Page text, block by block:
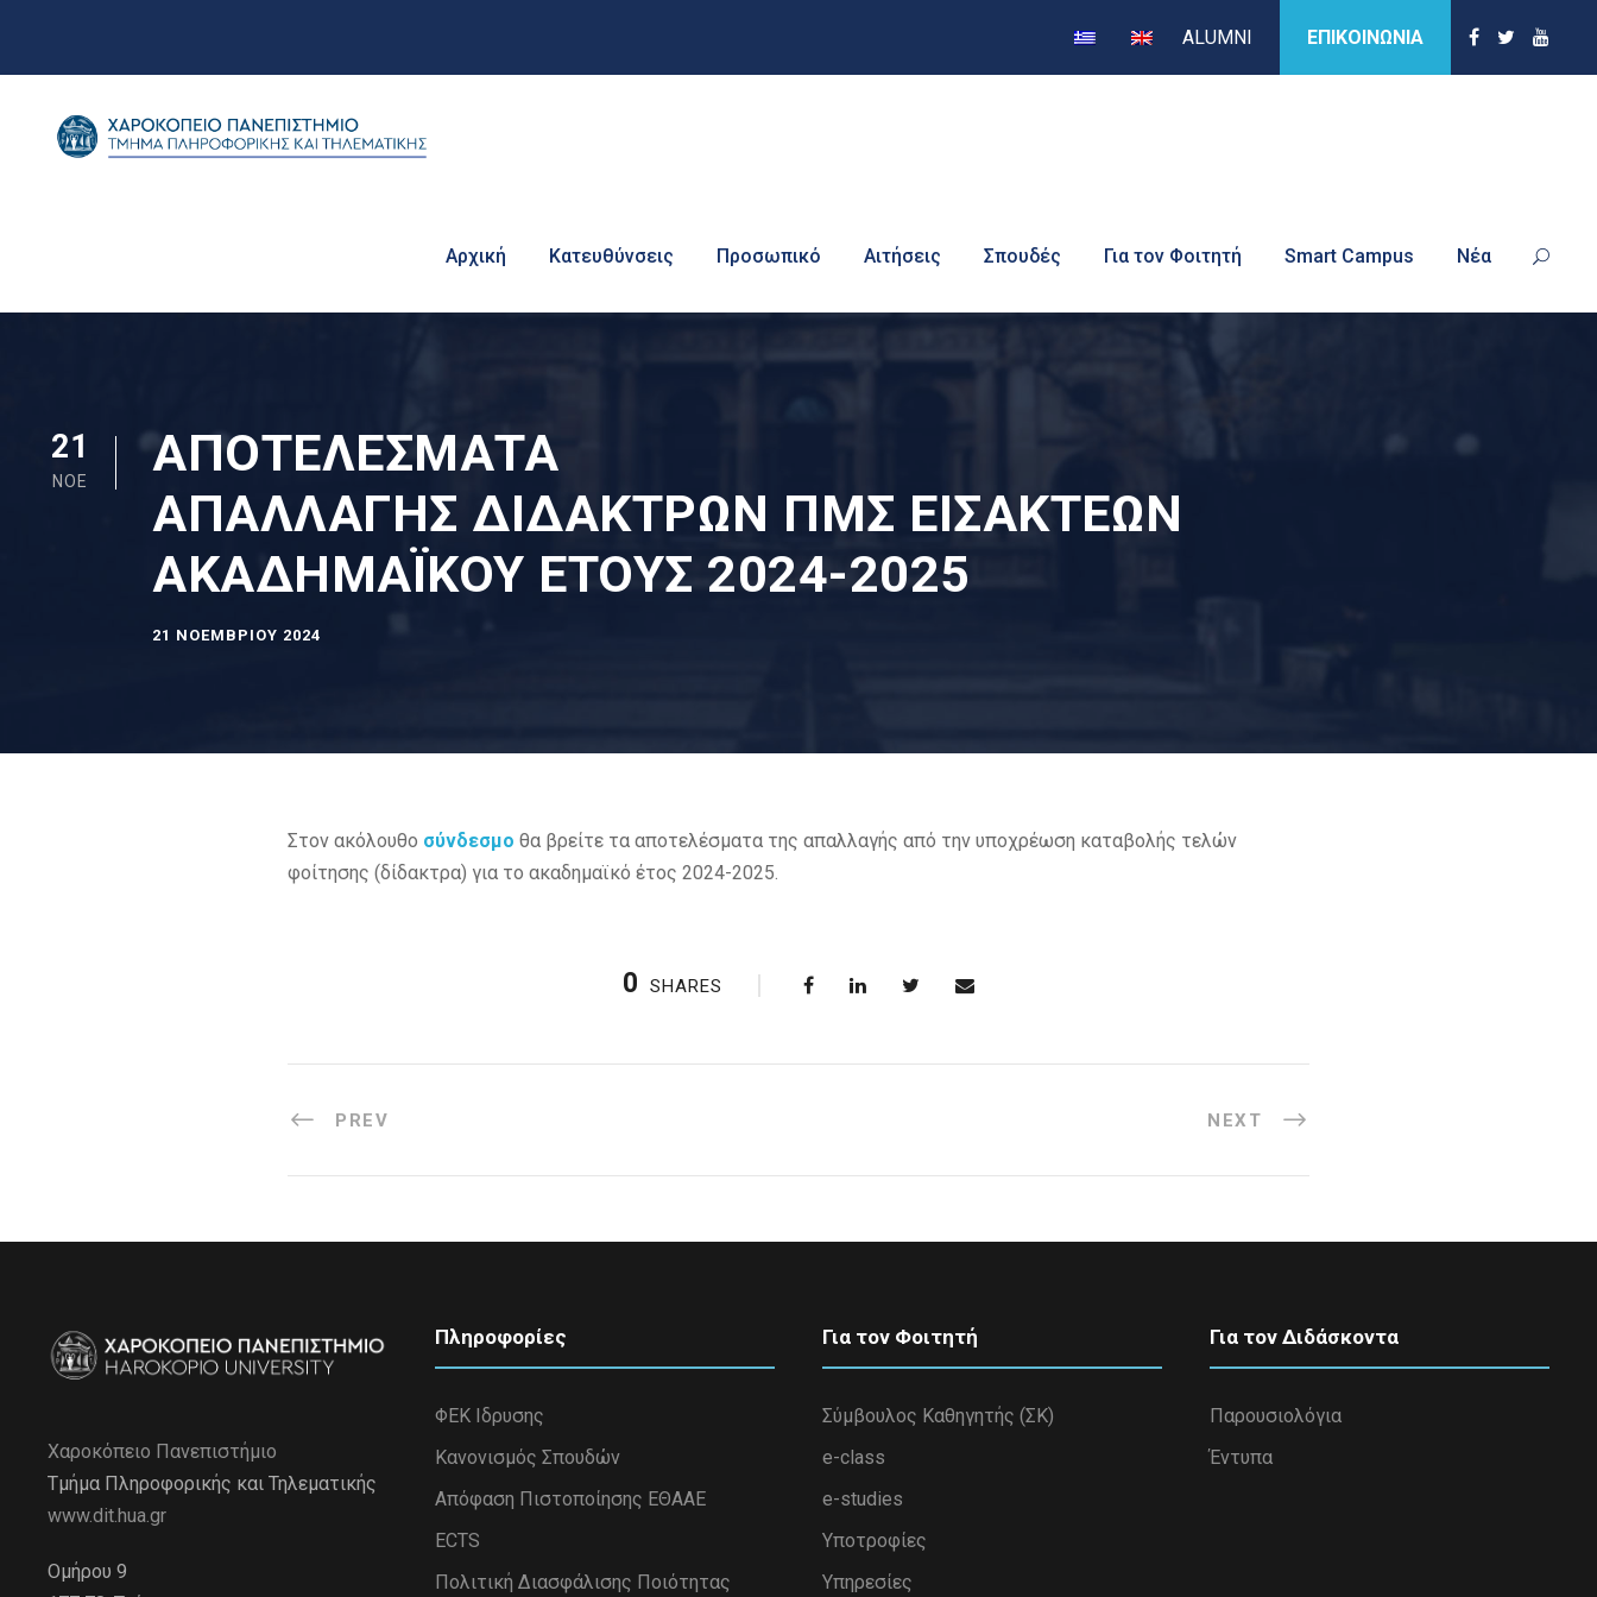
ALUMNI ΕΠΙΚΟΙΝΩΝΙΑ
Αρχική Κατευθύνσεις Προσωπικό Αιτήσεις Σπουδές Για τον Φοιτητή Smart Campus Νέα
21
ΝΟΈ
ΑΠΟΤΕΛΕΣΜΑΤΑ
ΑΠΑΛΛΑΓΗΣ ΔΙΔΑΚΤΡΩΝ ΠΜΣ ΕΙΣΑΚΤΕΩΝ
ΑΚΑΔΗΜΑΪΚΟΥ ΕΤΟΥΣ 2024-2025
21 ΝΟΕΜΒΡΊΟΥ 2024
Στον ακόλουθο σύνδεσμο θα βρείτε τα αποτελέσματα της απαλλαγής από την υποχρέωση καταβολής τελών
φοίτησης (δίδακτρα) για το ακαδημαϊκό έτος 2024-2025.
0 SHARES
PREV NEXT
Χαροκόπειο Πανεπιστήμιο
Τμήμα Πληροφορικής και Τηλεματικής
www.dit.hua.gr
Ομήρου 9
Πληροφορίες
ΦΕΚ Ιδρυσης
Κανονισμός Σπουδών
Απόφαση Πιστοποίησης ΕΘΑΑΕ
ECTS
Πολιτική Διασφάλισης Ποιότητας
Για τον Φοιτητή
Σύμβουλος Καθηγητής (ΣΚ)
e-class
e-studies
Υποτροφίες
Υπηρεσίες
Για τον Διδάσκοντα
Παρουσιολόγια
Έντυπα